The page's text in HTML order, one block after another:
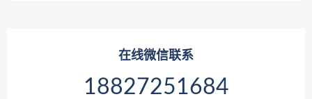
在线微信联系
18827251684